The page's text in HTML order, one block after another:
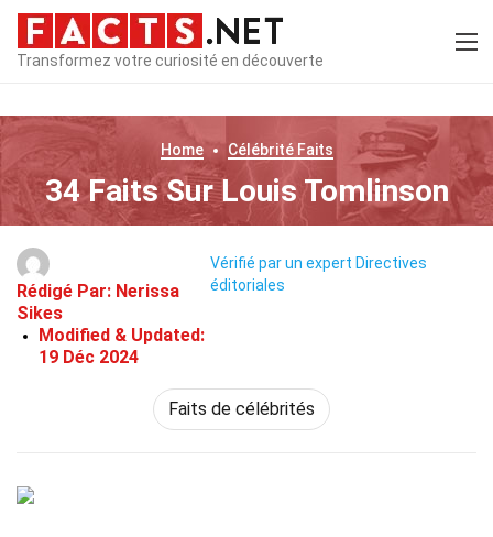
Transformez votre curiosité en découverte
Home CélébritéFaits
34 Faits Sur Louis Tomlinson
Rédigé Par: Nerissa
Sikes
Modified & Updated:
19 Déc 2024
Vérifié par un expert Directives
éditoriales
Faits de célébrités